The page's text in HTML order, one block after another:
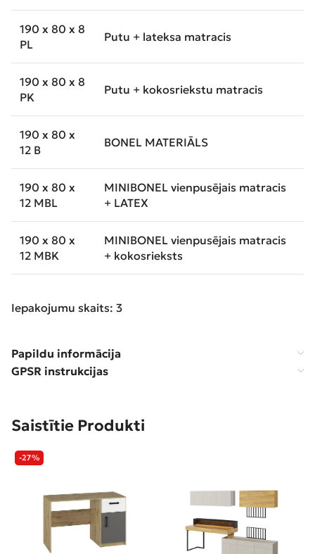
190 x 80 x 8
PL
Putu + lateksa matracis
190 x 80 x 8
PK
Putu + kokosriekstu matracis
190 x 80 x
12 B
BONEL MATERIĀLS
190 x 80 x
12 MBL
MINIBONEL vienpusējais matracis
+ LATEX
190 x 80 x
12 MBK
MINIBONEL vienpusējais matracis
+ kokosrieksts
Iepakojumu skaits: 3
Papildu informācija
GPSR instrukcijas
Saistītie Produkti
-27%